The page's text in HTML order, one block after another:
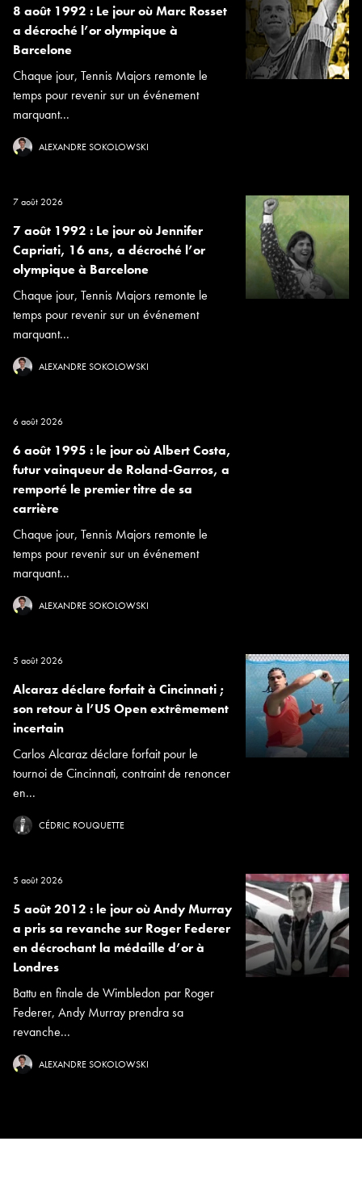
8 août 1992 : Le jour où Marc Rosset
a décroché l’or olympique à
Barcelone
Chaque jour, Tennis Majors remonte le
temps pour revenir sur un événement
marquant...
ALEXANDRE SOKOLOWSKI
7 août 2026
7 août 1992 : Le jour où Jennifer
Capriati, 16 ans, a décroché l’or
olympique à Barcelone
Chaque jour, Tennis Majors remonte le
temps pour revenir sur un événement
marquant...
ALEXANDRE SOKOLOWSKI
6 août 2026
6 août 1995 : le jour où Albert Costa,
futur vainqueur de Roland-Garros, a
remporté le premier titre de sa
carrière
Chaque jour, Tennis Majors remonte le
temps pour revenir sur un événement
marquant...
ALEXANDRE SOKOLOWSKI
5 août 2026
Alcaraz déclare forfait à Cincinnati ;
son retour à l’US Open extrêmement
incertain
Carlos Alcaraz déclare forfait pour le
tournoi de Cincinnati, contraint de renoncer
en...
CÉDRIC ROUQUETTE
5 août 2026
5 août 2012 : le jour où Andy Murray
a pris sa revanche sur Roger Federer
en décrochant la médaille d’or à
Londres
Battu en finale de Wimbledon par Roger
Federer, Andy Murray prendra sa
revanche...
ALEXANDRE SOKOLOWSKI